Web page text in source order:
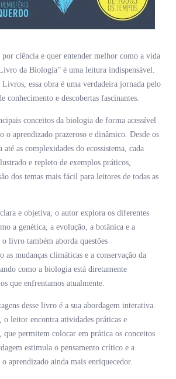
por ciência e quer entender melhor como a vida
da Biologia” é uma leitura indispensável.
essa obra é uma verdadeira jornada pelo
conhecimento e descobertas fascinantes.
conceitos da biologia de forma acessível
o aprendizado prazeroso e dinâmico. Desde os
as complexidades do ecossistema, cada
e repleto de exemplos práticos,
dos temas mais fácil para leitores de todas as
e objetiva, o autor explora os diferentes
a genética, a evolução, a botânica e a
livro também aborda questões
as mudanças climáticas e a conservação da
como a biologia está diretamente
que enfrentamos atualmente.
desse livro é a sua abordagem interativa.
o leitor encontra atividades práticas e
que permitem colocar em prática os conceitos
estimula o pensamento crítico e a
aprendizado ainda mais enriquecedor.